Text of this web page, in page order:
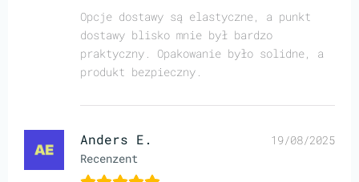
Opcje dostawy są elastyczne, a punkt
dostawy blisko mnie był bardzo
praktyczny. Opakowanie było solidne, a
produkt bezpieczny.
Anders E.
Recenzent
19/08/2025